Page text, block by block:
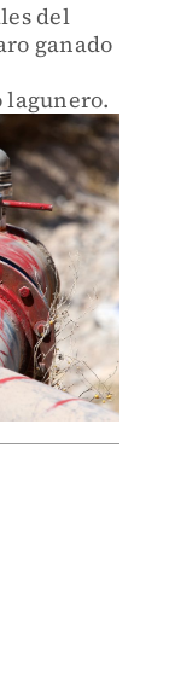
del
ganado
lagunero.